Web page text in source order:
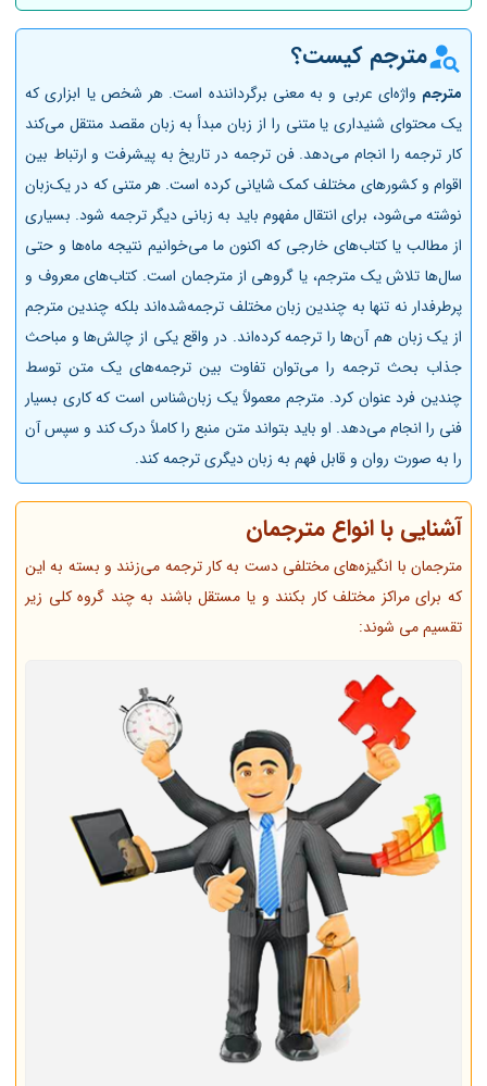
مترجم کیست؟
مترجم واژه‌ای عربی و به معنی برگرداننده است. هر شخص یا ابزاری که
یک محتوای شنیداری یا متنی را از زبان مبدأ به زبان مقصد منتقل می‌کند
کار ترجمه را انجام می‌دهد. فن ترجمه در تاریخ به پیشرفت و ارتباط بین
اقوام و کشورهای مختلف کمک شایانی کرده است. هر متنی که در یک‌زبان
نوشته می‌شود، برای انتقال مفهوم باید به زبانی دیگر ترجمه شود. بسیاری
از مطالب یا کتاب‌های خارجی که اکنون ما می‌خوانیم نتیجه ماه‌ها و حتی
سال‌ها تلاش یک مترجم، یا گروهی از مترجمان است. کتاب‌های معروف و
پرطرفدار نه تنها به چندین زبان مختلف ترجمه‌شده‌اند بلکه چندین مترجم
از یک زبان هم آن‌ها را ترجمه کرده‌اند. در واقع یکی از چالش‌ها و مباحث
جذاب بحث ترجمه را می‌توان تفاوت بین ترجمه‌های یک متن توسط
چندین فرد عنوان کرد. مترجم معمولاً یک ‌زبان‌شناس است که کاری بسیار
فنی را انجام می‌دهد. او باید بتواند متن منبع را کاملاً درک کند و سپس آن
را به صورت روان و قابل فهم به زبان دیگری ترجمه کند.
آشنایی با انواع مترجمان
مترجمان با انگیزه‌های مختلفی دست به کار ترجمه می‌زنند و بسته به این
که برای مراکز مختلف کار بکنند و یا مستقل باشند به چند گروه کلی زیر
تقسیم می شوند: